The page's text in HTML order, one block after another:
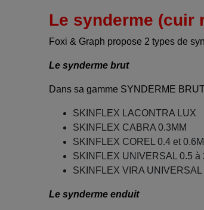
Le synderme (cuir
Foxi & Graph propose 2 types de
Le synderme brut
Dans sa gamme SYNDERME
SKINFLEX LACONTRA LUX
SKINFLEX CABRA 0.3MM
SKINFLEX COREL 0.4 et
SKINFLEX UNIVERSAL 0.5 à
SKINFLEX VIRA UNIVERSAL
Le synderme enduit